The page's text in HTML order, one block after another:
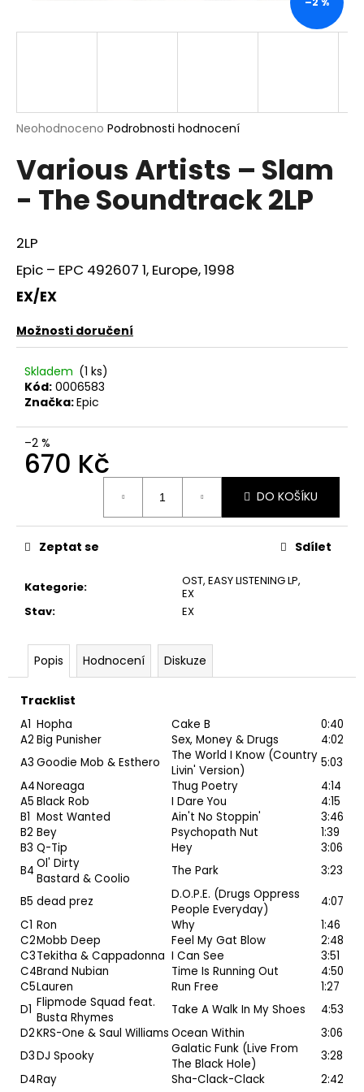
Průměrné
produktu
je
z
hvězdiček.
Neohodnoceno Podrobnosti hodnocení
Various Artists – Slam
- The Soundtrack 2LP
2LP
Epic – EPC 492607 1, Europe, 1998
EX/EX
Možnosti doručení
Skladem (1 ks)
Kód: 0006583
Značka:Epic
–2 %
670 Kč
DO KOŠÍKU
Kategorie: OST, EASY LISTENING LP,
EX
Stav: EX
Zeptat se Sdílet
Popis Hodnocení Diskuze
Tracklist
A1 Hopha Cake B
0:40
A2 Big Punisher Sex, Money & Drugs
4:02
A3 Goodie Mob & Esthero
The World I Know (Country
Livin' Version)
5:03
A4Noreaga Thug Poetry
4:14
A5 Black Rob I Dare You
4:15
B1 Most Wanted Ain't No Stoppin'
3:46
B2 Bey Psychopath Nut
1:39
B3 Q-Tip Hey
3:06
B4 Ol' Dirty
Bastard & Coolio
The Park
3:23
B5 dead prez
D.O.P.E. (Drugs Oppress
People Everyday)
4:07
C1 Ron Why
1:46
C2Mobb Deep Feel My Gat Blow
2:48
C3Tekitha & Cappadonna I Can See
3:51
C4Brand Nubian Time Is Running Out
4:50
C5Lauren Run Free
1:27
D1 Flipmode Squad feat.
Busta Rhymes
Take A Walk In My Shoes
4:53
D2KRS-One & Saul Williams Ocean Within
3:06
D3DJ Spooky
Galatic Funk (Live From
The Black Hole)
3:28
D4Ray Sha-Clack-Clack 2:42
j
?
HLEDAT
o
p
r
u
č
u
m
&
JAZZ
HODOKVAS
LP
Kč